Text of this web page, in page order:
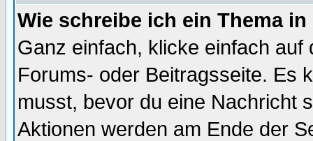
Wie schreibe ich ein Thema
Ganz einfach, klicke einfach
Forums- oder Beitragsseite. Es
musst, bevor du eine Nachricht
Aktionen werden am Ende der